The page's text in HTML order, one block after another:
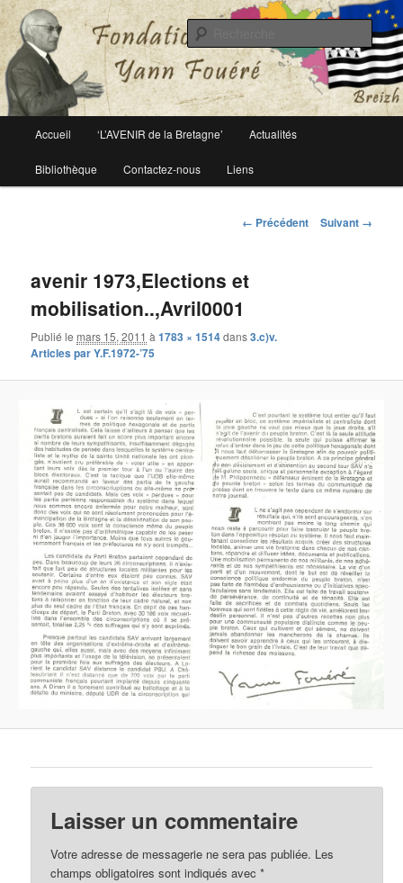
Fondation Yann Fouéré
Le site officiel de la fondation Yann Fouéré
principal
Aller
au
Accueil ‘L’AVENIR de la Bretagne’ Actualités
Bibliothèque Contactez-nous Liens
Navigation
← Précédent Suivant →
avenir 1973,Elections et
mobilisation..,Avril0001
Publié lemars 15, 2011 à1783 × 1514dans3.c)v.
Articles par Y.F.1972-’75
Laisser un commentaire
Votre adresse de messagerie ne sera pas publiée. Les
champs obligatoires sont indiqués avec*